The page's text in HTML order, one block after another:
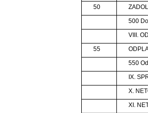
50
500
VIII.
55
550
IX.
X.
XI.